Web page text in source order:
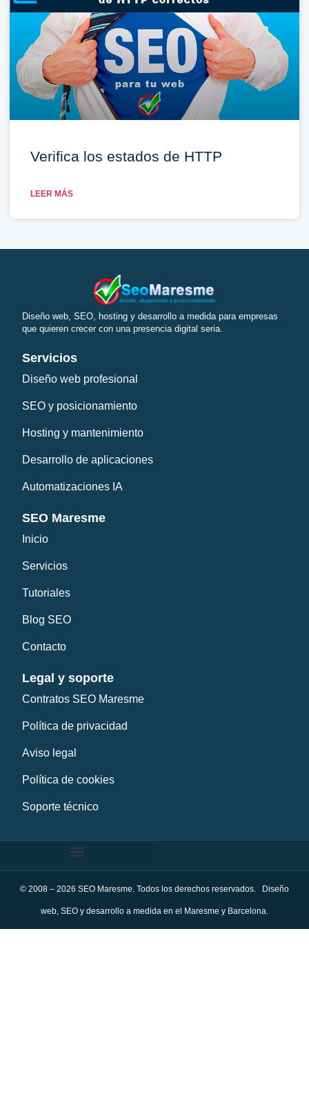
Verifica los estados de HTTP
LEER MÁS
Diseño web, SEO, hosting y desarrollo a medida para empresas
que quieren crecer con una presencia digital seria.
Servicios
Diseño web profesional
SEO y posicionamiento
Hosting y mantenimiento
Desarrollo de aplicaciones
Automatizaciones IA
SEO Maresme
Inicio
Servicios
Tutoriales
Blog SEO
Contacto
Legal y soporte
Contratos SEO Maresme
Política de privacidad
Aviso legal
Política de cookies
Soporte técnico
© 2008 – 2026 SEO Maresme. Todos los derechos reservados. Diseño
web, SEO y desarrollo a medida en el Maresme y Barcelona.